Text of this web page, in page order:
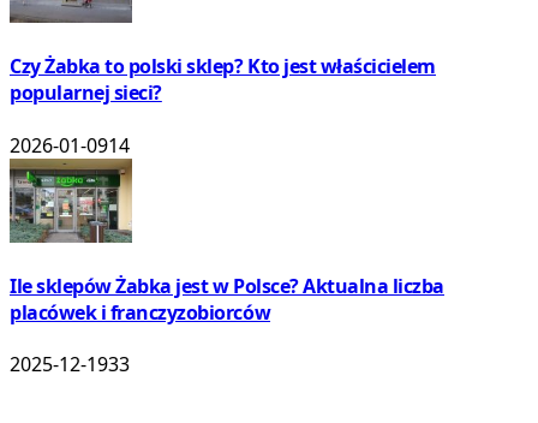
Czy Żabka to polski sklep? Kto jest właścicielem
popularnej sieci?
2026-01-0914
Ile sklepów Żabka jest w Polsce? Aktualna liczba
placówek i franczyzobiorców
2025-12-1933